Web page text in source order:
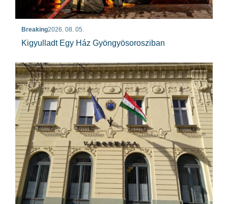
Breaking2026. 08. 05.
Kigyulladt Egy Ház Gyöngyösorosziban